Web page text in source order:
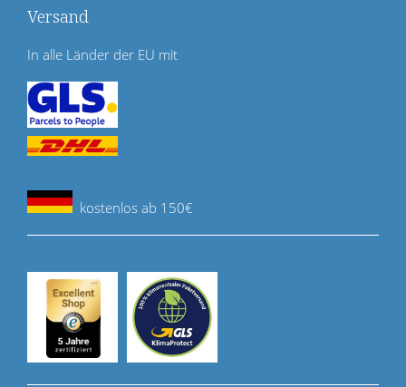
Versand
In alle Länder der EU mit
kostenlos ab 150€